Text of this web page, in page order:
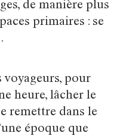
de manière plus
primaires : se
voyageurs, pour
heure, lâcher le
remettre dans le
époque que